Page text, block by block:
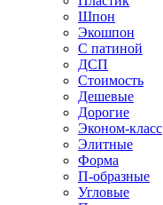
Шпон
Экошпон
С патиной
ДСП
Стоимость
Дешевые
Дорогие
Эконом-класс
Элитные
Форма
П-образные
Угловые